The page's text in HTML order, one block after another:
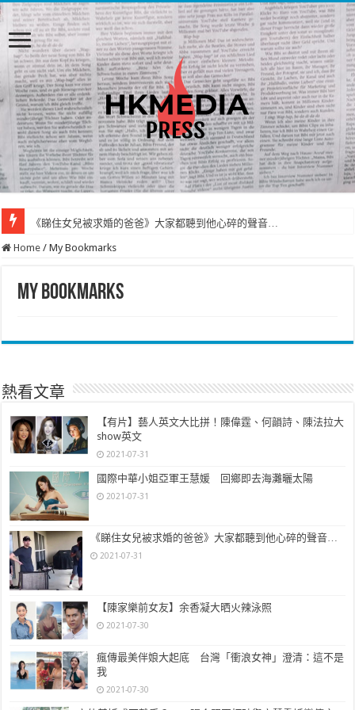
《睇住女兒被求婚的爸爸》大家都聽到他心碎的聲音…
Home / My Bookmarks
My Bookmarks
熱看文章
【有片】藝人英文大比拼！陳偉霆、何韻詩、陳法拉大
show英文
2021-07-31
國際中華小姐亞軍王慧媛 回鄉即去海灘曬太陽
2021-07-31
《睇住女兒被求婚的爸爸》大家都聽到他心碎的聲音…
2021-07-31
【陳家樂前女友】余香凝大晒火辣泳照
2021-07-30
瘋傳最美伴娘大起底 台灣「衝浪女神」澄清：這不是
我
2021-07-30